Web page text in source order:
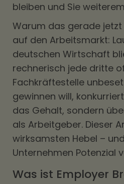
bleiben und Sie
Warum das gerade jetzt
auf den Arbeitsmarkt:
deutschen Wirtschaft
rechnerisch jede dritte
Fachkräftestelle
gewinnen will,
das Gehalt, sondern
als Arbeitgeber. Dieser
wirksamsten Hebel –
Unternehmen Potenzial
Was ist Employer